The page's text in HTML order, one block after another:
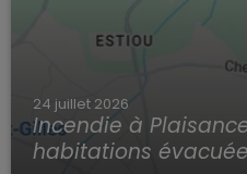
24 juillet 2026
Incendie à
habitations